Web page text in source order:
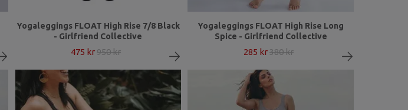
Yogaleggings FLOAT High Rise 7/8 Black
- Girlfriend Collective
475 kr950 kr
Yogaleggings FLOAT High Rise Long
Spice - Girlfriend Collective
285 kr380 kr